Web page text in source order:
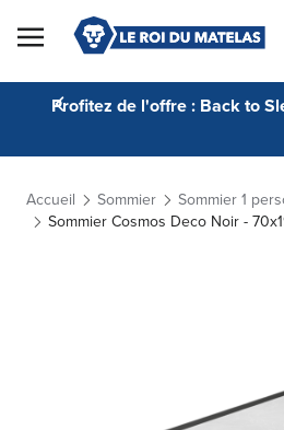
Skip to Content
Profitez de l'offre : Back to
Accueil Sommier
Sommier 1
Sommier Cosmos Deco Noir -